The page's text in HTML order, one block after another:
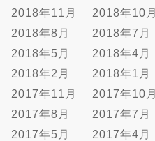
2018年11月
2018年10月
2018年8月
2018年7月
2018年5月
2018年4月
2018年2月
2018年1月
2017年11月
2017年10月
2017年8月
2017年7月
2017年5月
2017年4月